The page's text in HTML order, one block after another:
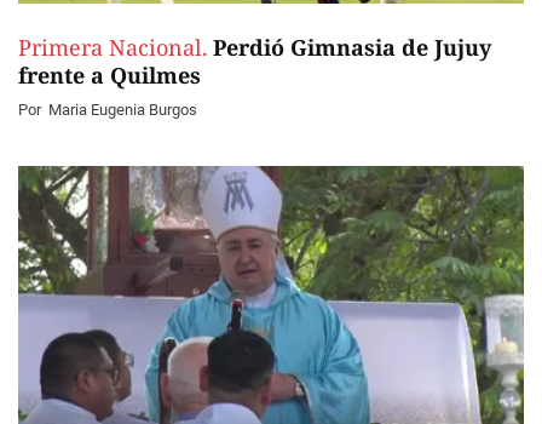
Primera Nacional. Perdió Gimnasia de Jujuy
frente a Quilmes
Por Maria Eugenia Burgos